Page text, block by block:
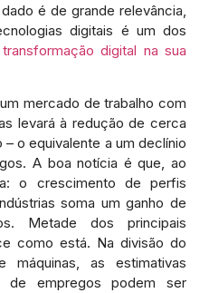
é de grande relevância,
digitais é um dos
digital na sua
mercado de trabalho com
levará à redução de cerca
o equivalente a um declínio
A boa notícia é que, ao
o crescimento de perfis
soma um ganho de
Metade dos principais
como está. Na divisão do
máquinas, as estimativas
de empregos podem ser